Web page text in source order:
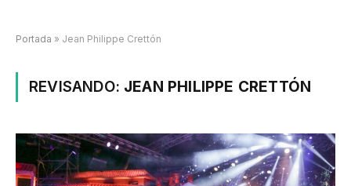
Portada » Jean Philippe Crettón
REVISANDO: JEAN PHILIPPE CRETTÓN